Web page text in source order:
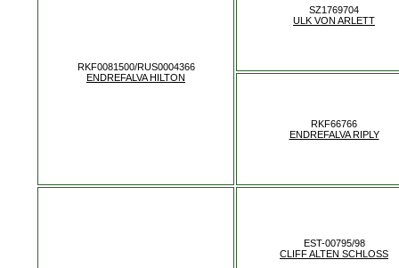
RKF0081500/RUS0004366
ENDREFALVA HILTON
SZ1769704
ULK VON ARLETT
RKF66766
ENDREFALVA RIPLY
EST-00795/98
CLIFF ALTEN SCHLOSS